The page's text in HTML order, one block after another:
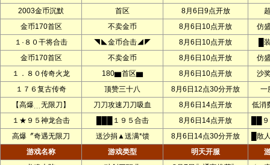
2003金币沉默
首区 8月6日9点开放
金币170首区
不卖金币 8月6日10点开放
仿
１·８０干将合击
◥◣金币合击◢◤ 8月6日10点开放
█
金币170首区
不卖金币 8月6日10点开放
仿
１．８０传奇火龙
180▆首区▆ 8月6日10点开放
沙
１７６复古传奇
顶赞三十八 8月6日12点30分开放
一
【高爆﹍无限刀】
刀刀攻速刀刀吸血 8月6日14点开放
低消
１★９５神龙合击
███１９５合击 8月6日14点开放
██
高爆〞奇遇无限刀
送沙捐▲送满*馈 8月6日14点30分开放
█散
游戏名称
游戏类型 明天开服